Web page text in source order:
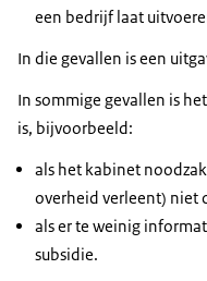
een bedrijf laat
In die gevallen is een
In sommige gevallen is
is, bijvoorbeeld:
als het kabinet
overheid verleent) niet
als er te weinig
subsidie.